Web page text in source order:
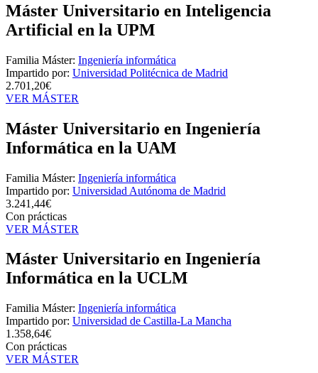
Máster Universitario en Inteligencia
Artificial en la UPM
Familia Máster: Ingeniería informática
Impartido por: Universidad Politécnica de Madrid
2.701,20€
VER MÁSTER
Máster Universitario en Ingeniería
Informática en la UAM
Familia Máster: Ingeniería informática
Impartido por: Universidad Autónoma de Madrid
3.241,44€
Con prácticas
VER MÁSTER
Máster Universitario en Ingeniería
Informática en la UCLM
Familia Máster: Ingeniería informática
Impartido por: Universidad de Castilla-La Mancha
1.358,64€
Con prácticas
VER MÁSTER